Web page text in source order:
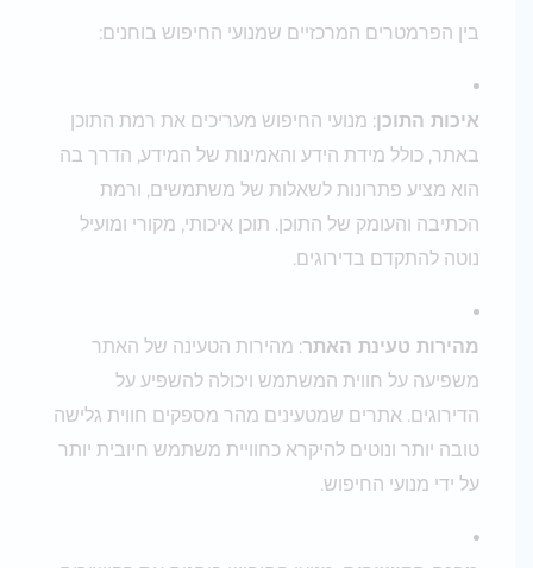
בין הפרמטרים המרכזיים שמנועי החיפוש בוחנים:
איכות התוכן: מנועי החיפוש מעריכים את רמת התוכן
באתר, כולל מידת הידע והאמינות של המידע, הדרך בה
הוא מציע פתרונות לשאלות של משתמשים, ורמת
הכתיבה והעומק של התוכן. תוכן איכותי, מקורי ומועיל
נוטה להתקדם בדירוגים.
מהירות טעינת האתר: מהירות הטעינה של האתר
משפיעה על חווית המשתמש ויכולה להשפיע על
הדירוגים. אתרים שמטעינים מהר מספקים חווית גלישה
טובה יותר ונוטים להיקרא כחוויית משתמש חיובית יותר
על ידי מנועי החיפוש.